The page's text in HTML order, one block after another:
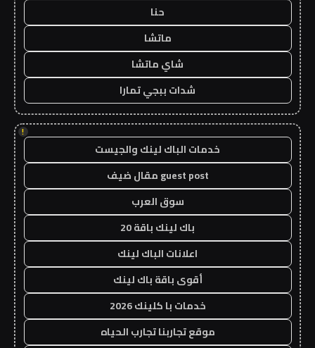
حنا
ماتشا
شاي ماتشا
شدات ببجي تمارا
!
خدمات الباك لينك والجيست
guest post مقال ضيف
سوق العرب
باك لينك باقة 20
اعلانات الباك لينك
أقوى باقة باك لينك
خدمات با كلينك 2026
موقع تجاربنا تجارب الحياه